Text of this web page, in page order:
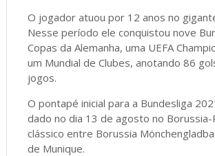
O jogador atuou por 12 anos no
Nesse período ele conquistou nove
Copas da Alemanha, uma UEFA
um Mundial de Clubes, anotando 86
jogos.
O pontapé inicial para a Bundesliga
dado no dia 13 de agosto no Borussia-
clássico entre Borussia
de Munique.